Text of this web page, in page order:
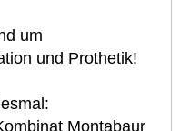
um
und Prothetik!
Montabaur